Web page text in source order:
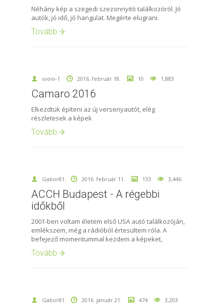
Néhány kép a szegedi szezonnyitó találkozóról. Jó
autók, jó idő, jó hangulat. Megérte elugrani.
Tovább
oioio-1 2016. február 18. 10 1,883
Camaro 2016
Elkezdtük építeni az új versenyautót, elég
részletesek a képek
Tovább
Gabor81 2016. február 11. 133 3,446
ACCH Budapest - A régebbi
időkből
2001-ben voltam életem első USA autó találkozóján,
emlékszem, még a rádióból értesültem róla. A
befejező momentummal kezdem a képeket,
Tovább
Gabor81 2016. január 21. 474 3,203